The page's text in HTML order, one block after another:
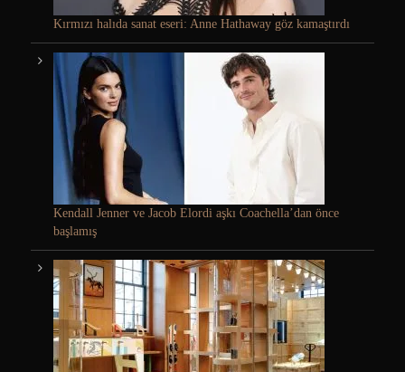
Kırmızı halıda sanat eseri: Anne Hathaway göz kamaştırdı
Kendall Jenner ve Jacob Elordi aşkı Coachella’dan önce
başlamış